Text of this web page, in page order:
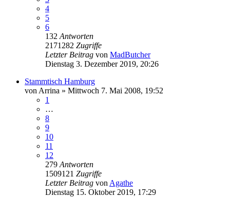
4
5
6
132 Antworten
2171282 Zugriffe
Letzter Beitrag von MadButcher
Dienstag 3. Dezember 2019, 20:26
Stammtisch Hamburg
von Arrina » Mittwoch 7. Mai 2008, 19:52
1
…
8
9
10
11
12
279 Antworten
1509121 Zugriffe
Letzter Beitrag von Agathe
Dienstag 15. Oktober 2019, 17:29